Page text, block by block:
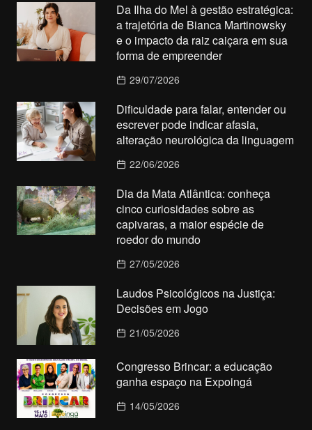
Da Ilha do Mel à gestão estratégica:
a trajetória de Bianca Martinowsky
e o impacto da raiz caiçara em sua
forma de empreender
29/07/2026
Dificuldade para falar, entender ou
escrever pode indicar afasia,
alteração neurológica da linguagem
22/06/2026
Dia da Mata Atlântica: conheça
cinco curiosidades sobre as
capivaras, a maior espécie de
roedor do mundo
27/05/2026
Laudos Psicológicos na Justiça:
Decisões em Jogo
21/05/2026
Congresso Brincar: a educação
ganha espaço na Expoingá
14/05/2026